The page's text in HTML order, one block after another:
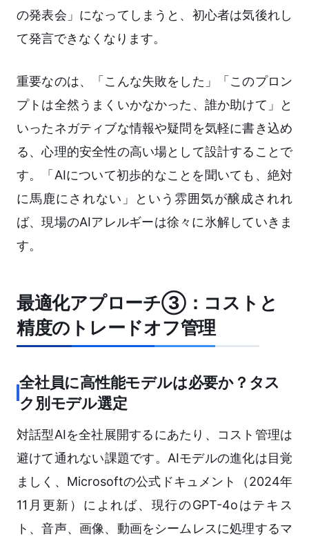
の発表会」になってしまうと、初心者は気後れし
て発言できなくなります。
重要なのは、「こんな失敗をした」「このプロン
プトは全然うまくいかなかった、誰か助けて」と
いったネガティブな情報や疑問を気軽に書き込め
る、心理的安全性の高い場として設計することで
す。「AIについて初歩的なことを聞いても、絶対
に馬鹿にされない」という雰囲気が醸成されれ
ば、現場のAIアレルギーは徐々に氷解していきま
す。
最適化アプローチ③：コストと
精度のトレードオフ管理
全社員に高性能モデルは必要か？タス
ク別モデル選定
対話型AIを全社展開するにあたり、コスト管理は
避けて通れない課題です。AIモデルの進化は目覚
ましく、Microsoftの公式ドキュメント（2024年
11月更新）によれば、現行のGPT-4oはテキス
ト、音声、画像、動画をシームレスに処理するマ